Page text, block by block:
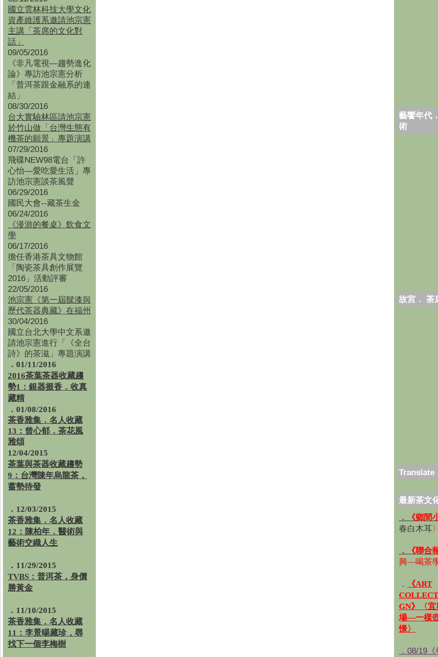
國立雲林科技大學文化
資產維護系邀請池宗憲
主講「茶席的文化對
話」
09/05/2016
《非凡電視—趨勢進化
論》專訪池宗憲分析
「普洱茶跟金融系的連
結」
08/30/2016
台大實驗林區請池宗憲
於竹山做「台灣生態有
機茶的願景」專題演講
07/29/2016
飛碟NEW98電台「許
心怡—愛吃愛生活」專
訪池宗憲談茶風聲
06/29/2016
國民大會--藏茶生金
06/24/2016
《漫游的餐桌》飲食文
學
06/17/2016
擔任香港茶具文物館
「陶瓷茶具創作展覽
2016」活動評審
22/05/2016
池宗憲《第一屆髹漆與
歷代茶器典藏》在福州
30/04/2016
國立台北大學中文系邀
請池宗憲進行「《全台
詩》的茶滋」專題演講
．01/11/2016
2016茶葉茶器收藏趨
勢1：銀器掇香．收真
藏精
．01/08/2016
茶香雅集 ． 名人收藏
13：曾心郁．茶花風
雅頌
12/04/2015
茶葉與茶器收藏趨勢
9：台灣陳年烏龍茶，
蓄勢待發
．12/03/2015
茶香雅集．名人收藏
12：陳柏年．醫術與
藝術交織人生
．11/29/2015
TVBS：普洱茶，身價
勝黃金
．11/10/2015
茶香雅集．名人收藏
11：李景暘藏珍，尋
找下一個李梅樹
藝饗年代
術
故宮． 茶
Translate
最新茶文
．《鄉間
春白木耳〉
．《聯合
興—喝茶
．
《ART
GN》〈
場—一樣
憬〉
．08/19